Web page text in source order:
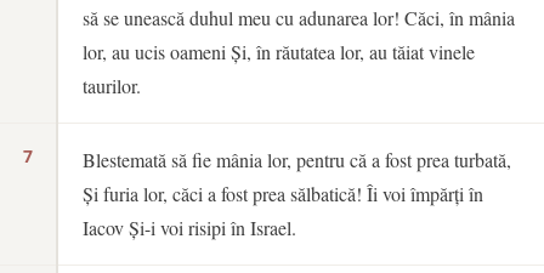
7
să se unească duhul meu cu adunarea lor! Căci, în mânia
lor, au ucis oameni Și, în răutatea lor, au tăiat vinele
taurilor.
Blestemată să fie mânia lor, pentru că a fost prea turbată,
Și furia lor, căci a fost prea sălbatică! Îi voi împărți în
Iacov Și-i voi risipi în Israel.